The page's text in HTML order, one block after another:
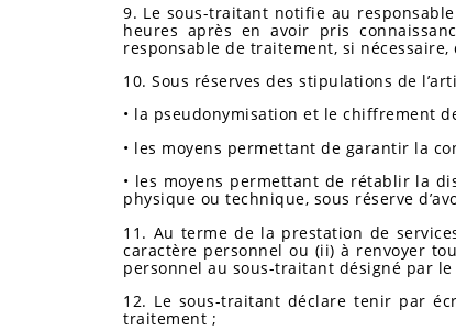
9. Le sous-traitant notifie au
heures après en avoir pris
responsable de traitement, si
10. Sous réserves des stipulations de
• la pseudonymisation et le chiffrement
• les moyens permettant de garantir la
• les moyens permettant de rétablir la
physique ou technique, sous réserve
11. Au terme de la prestation de
caractère personnel ou (ii) à renvoyer
personnel au sous-traitant désigné par
12. Le sous-traitant déclare tenir par
traitement ;